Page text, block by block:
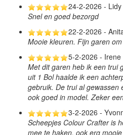
24-2-2026 - Lidy
Snel en goed bezorgd
22-2-2026 -
Mooie kleuren. Fijn garen
5-2-2026 - Irene
Met dit garen heb ik een trui
uit 1 Bol haalde ik een
gebruik. De trui al gewassen
ook goed in model. Zeker
3-2-2026 -
Scheepjes Colour Crafter is
mee te haken, ook erg